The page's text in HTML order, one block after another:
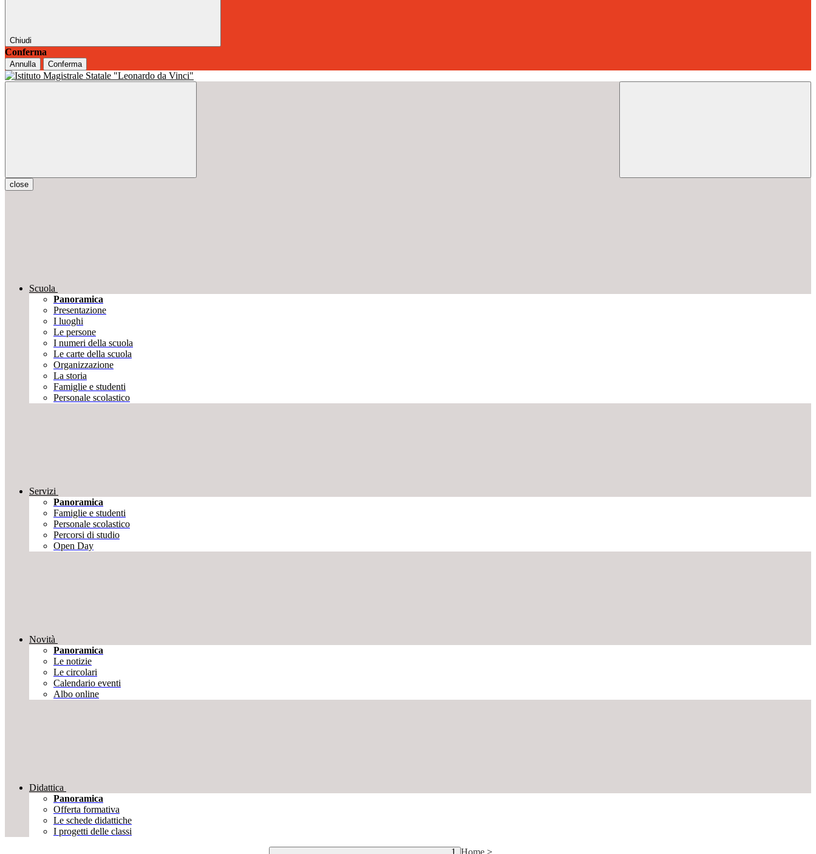
Chiudi
Conferma
Annulla Conferma
close
Scuola
Panoramica
Presentazione
I luoghi
Le persone
I numeri della scuola
Le carte della scuola
Organizzazione
La storia
Famiglie e studenti
Personale scolastico
Servizi
Panoramica
Famiglie e studenti
Personale scolastico
Percorsi di studio
Open Day
Novità
Panoramica
Le notizie
Le circolari
Calendario eventi
Albo online
Didattica
Panoramica
Offerta formativa
Le schede didattiche
I progetti delle classi